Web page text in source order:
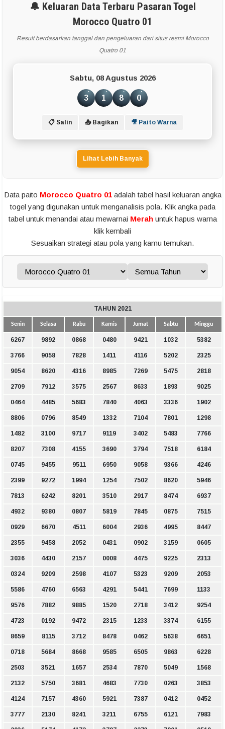
🔔 Keluaran Data Terbaru Pasaran Togel
Morocco Quatro 01
Result berdasarkan tanggal dan pengeluaran dari situs resmi Morocco
Quatro 01
Sabtu, 08 Agustus 2026
3 1 8 0
📋 Salin 📤 Bagikan 🎥 Paito Warna
Lihat Lebih Banyak
Data paito Morocco Quatro 01adalah tabel hasil keluaran angka
togel yang digunakan untuk menganalisis pola. Klik angka pada
tabel untuk menandai atau mewarnai Merahuntuk hapus warna
klik kembali
Sesuaikan strategi atau pola yang kamu temukan.
TAHUN 2021
Senin Selasa Rabu Kamis Jumat Sabtu Minggu
6267 9892 0868 0480 9421 1032 5382
3766 9058 7828 1411 4116 5202 2325
9054 8620 4316 8985 7269 5475 2818
2709 7912 3575 2567 8633 1893 9025
0464 4485 5683 7840 4063 3336 1902
8806 0796 8549 1332 7104 7801 1298
1482 3100 9717 9119 3402 5483 7766
8207 7308 4155 3690 3794 7518 6184
0745 9455 9511 6950 9058 9366 4246
2399 9272 1994 1254 7502 8620 5946
7813 6242 8201 3510 2917 8474 6937
4932 9380 0807 5819 7845 0875 7515
0929 6670 4511 6004 2936 4995 8447
2355 9458 2052 0431 0902 3159 0605
3036 4430 2157 0008 4475 9225 2313
0324 9209 2598 4107 5323 9209 2053
5586 4760 6563 4291 5441 7699 1133
9576 7882 9885 1520 2718 3412 9254
4723 0192 9472 2315 1233 3374 6155
8659 8115 3712 8478 0462 5638 6651
0718 5684 8668 9585 6505 9863 6228
2503 3521 1657 2534 7870 5049 1568
2132 5750 3681 4683 7730 0263 3853
4124 7157 4360 5921 7387 0412 0452
3777 2130 8241 3211 6755 6121 7983